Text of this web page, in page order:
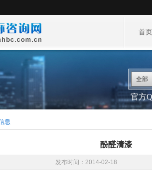
首
全部
官方
息
酚醛清漆
发布时间： 2014-02-18